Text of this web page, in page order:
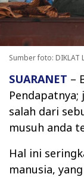
Sumber foto: DIKLAT
SUARANET –
salah dari
musuh anda
Hal ini
manusia,